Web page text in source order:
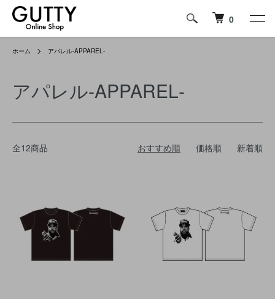
0
ホーム アパレル‐APPAREL‐
アパレル‐APPAREL‐
全12商品 おすすめ順 価格順 新着順